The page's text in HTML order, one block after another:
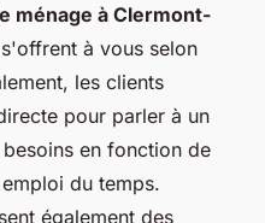
ménage à Clermont-
à vous selon
les clients
pour parler à un
en fonction de
du temps.
également des